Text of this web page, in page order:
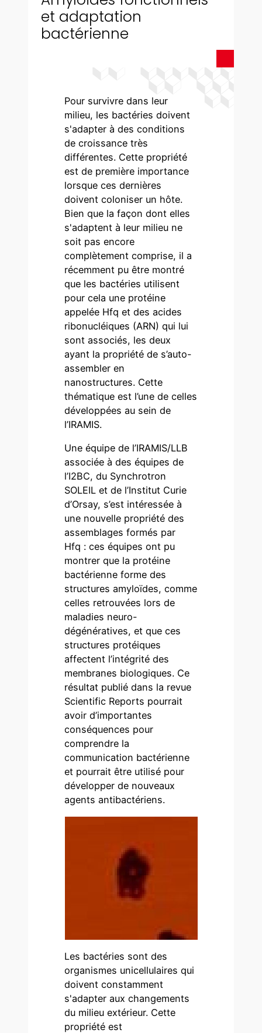
et adaptation
bactérienne
Pour survivre dans leur
milieu, les bactéries doivent
s'adapter à des conditions
de croissance très
différentes. Cette propriété
est de première importance
lorsque ces dernières
doivent coloniser un hôte.
Bien que la façon dont elles
s'adaptent à leur milieu ne
soit pas encore
complètement comprise, il a
récemment pu être montré
que les bactéries utilisent
pour cela une protéine
appelée Hfq et des acides
ribonucléiques (ARN) qui lui
sont associés, les deux
ayant la propriété de s’auto-
assembler en
nanostructures. Cette
thématique est l’une de celles
développées au sein de
l’IRAMIS.
Une équipe de l’IRAMIS/LLB
associée à des équipes de
l’I2BC, du Synchrotron
SOLEIL et de l’Institut Curie
d’Orsay, s’est intéressée à
une nouvelle propriété des
assemblages formés par
Hfq : ces équipes ont pu
montrer que la protéine
bactérienne forme des
structures amyloïdes, comme
celles retrouvées lors de
maladies neuro-
dégénératives, et que ces
structures protéiques
affectent l’intégrité des
membranes biologiques. Ce
résultat publié dans la revue
Scientific Reports pourrait
avoir d’importantes
conséquences pour
comprendre la
communication bactérienne
et pourrait être utilisé pour
développer de nouveaux
agents antibactériens.
Les bactéries sont des
organismes unicellulaires qui
doivent constamment
s'adapter aux changements
du milieu extérieur. Cette
propriété est